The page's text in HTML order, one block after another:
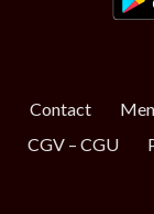
Contact
CGV – CGU